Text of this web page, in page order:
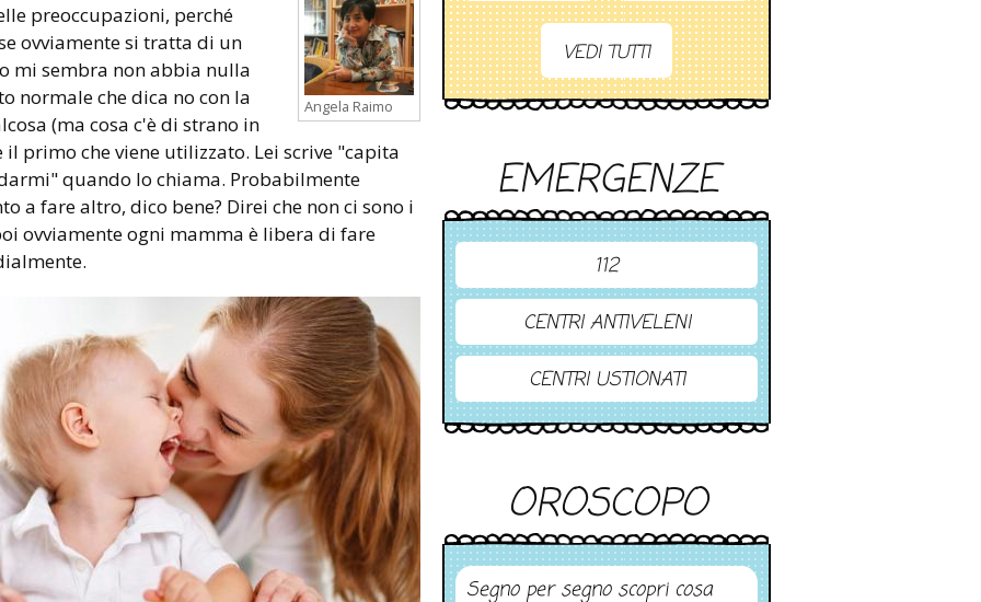
Angela Raimo
preoccupazioni, perché
ovviamente si tratta di un
mi sembra non abbia nulla
normale che dica no con la
(ma cosa c'è di strano in
primo che viene utilizzato. Lei scrive "capita
quando lo chiama. Probabilmente
a fare altro, dico bene? Direi che non ci sono i
ovviamente ogni mamma è libera di fare
VEDI TUTTI
EMERGENZE
112
CENTRI ANTIVELENI
CENTRI USTIONATI
OROSCOPO
Segno per segno scopri cosa